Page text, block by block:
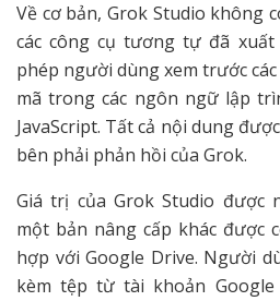
Về cơ bản, Grok Studio không
các công cụ tương tự đã
phép người dùng xem trước
mã trong các ngôn ngữ lập
JavaScript. Tất cả nội dung
bên phải phản hồi của Grok.
Giá trị của Grok Studio được
một bản nâng cấp khác được
hợp với Google Drive. Người
kèm tệp từ tài khoản